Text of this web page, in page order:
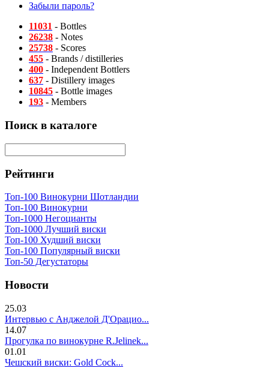
Забыли пароль?
11031 - Bottles
26238 - Notes
25738 - Scores
455 - Brands / distilleries
400 - Independent Bottlers
637 - Distillery images
10845 - Bottle images
193 - Members
Поиск в каталоге
Рейтинги
Топ-100 Винокурни Шотландии
Топ-100 Винокурни
Топ-1000 Негоцианты
Топ-1000 Лучший виски
Топ-100 Худший виски
Топ-100 Популярный виски
Топ-50 Дегустаторы
Новости
25.03
Интервью с Анджелой Д'Орацио...
14.07
Прогулка по винокурне R.Jelinek...
01.01
Чешский виски: Gold Cock...